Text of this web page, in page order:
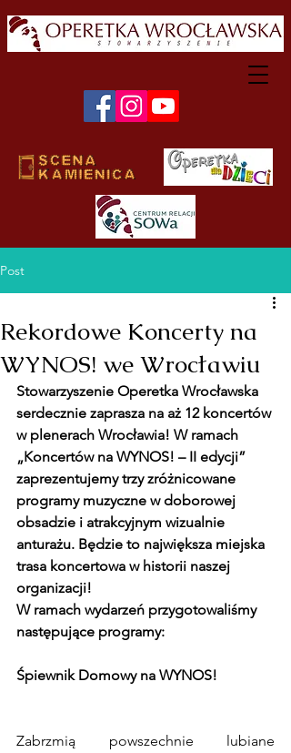
Post
Rekordowe Koncerty na
WYNOS! we Wrocławiu
Stowarzyszenie Operetka Wrocławska
serdecznie zaprasza na aż 12 koncertów
w plenerach Wrocławia! W ramach
„Koncertów na WYNOS! – II edycji”
zaprezentujemy trzy zróżnicowane
programy muzyczne w doborowej
obsadzie i atrakcyjnym wizualnie
anturażu. Będzie to największa miejska
trasa koncertowa w historii naszej
organizacji!
W ramach wydarzeń przygotowaliśmy
następujące programy:
Śpiewnik Domowy na WYNOS!
Zabrzmią powszechnie lubiane